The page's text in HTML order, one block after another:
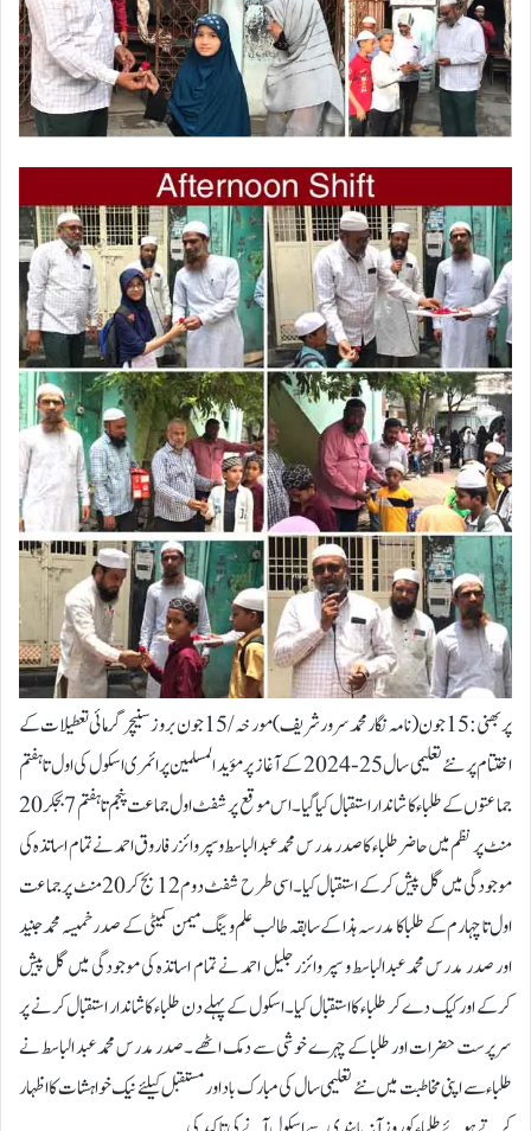
پربھنی:15 جون ( نامہ نگار محمد سرور شریف ) مورخہ/ 15جون بروز سنیچر گرمائی تعطیلات کے
اختتام پر نئے تعلیمی سال 25 -2024 کے آغاز پر مؤ ید المسلمین پرائمری اسکول کی اول تا ہفتم
جماعتوں کے طلباء کا شاندار استقبال کیا گیا ۔اس موقع پرشفٹ اول جماعت پنجم تا ہفتم 7 بجکر 20
منٹ پر نظم میں حاضر طلباء کا صدر مدرس محمد عبدالباسط و سپروائزر فاروق احمد نے تمام اساتذہ کی
موجودگی میں گل پیش کرکے استقبال کیا ۔اسی طرح شفٹ دوم 12 بج کر 20منٹ پر جماعت
اول تا چہارم کے طلبا کا مدرسہ ہذا کے سابقہ طالب علم و ینگ میمن کمیٹی کے صدر خمیسہ محمد جنید
اور صدر مدرس محمد عبدالباسط و سپر وائزر جلیل احمد نے تمام اساتذہ کی موجودگی میں گل پیش
کرکے اور کیک دے کر طلباء کا استقبال کیا ۔اسکول کے پہلے دن طلباء کا شاندار استقبال کرنے پر
سرپرست حضرات اور طلبا کے چہرے خوشی سے دمک اٹھے ۔صدر مدرس محمد عبد الباسط نے
طلباء سے اپنی مخاطبت میں نئے تعلیمی سال کی مبارک باد اور مستقبل کیلئے نیک خواہشات کا اظہار